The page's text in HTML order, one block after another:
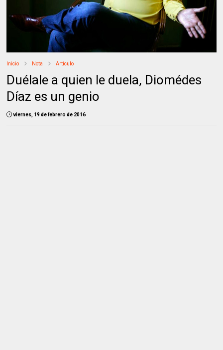
Inicio Nota Artículo
Duélale a quien le duela, Diomédes
Díaz es un genio
viernes, 19 de febrero de 2016